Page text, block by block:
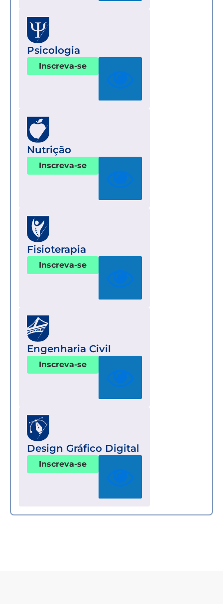
Psicologia
Inscreva-se
Nutrição
Inscreva-se
Fisioterapia
Inscreva-se
Engenharia Civil
Inscreva-se
Design Gráfico Digital
Inscreva-se